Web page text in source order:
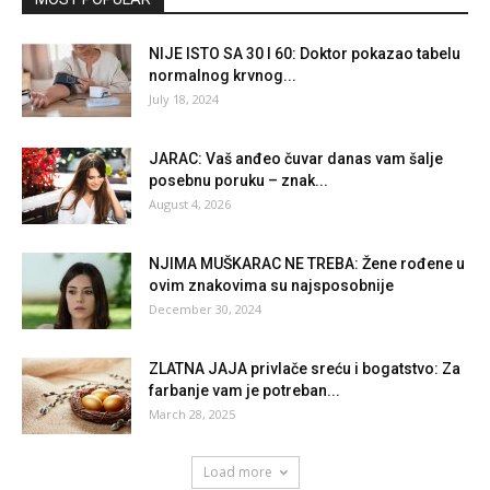
NIJE ISTO SA 30 I 60: Doktor pokazao tabelu
normalnog krvnog...
July 18, 2024
JARAC: Vaš anđeo čuvar danas vam šalje
posebnu poruku – znak...
August 4, 2026
NJIMA MUŠKARAC NE TREBA: Žene rođene u
ovim znakovima su najsposobnije
December 30, 2024
ZLATNA JAJA privlače sreću i bogatstvo: Za
farbanje vam je potreban...
March 28, 2025
Load more